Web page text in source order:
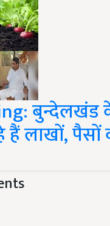
बुन्देलखंड
लाखों,